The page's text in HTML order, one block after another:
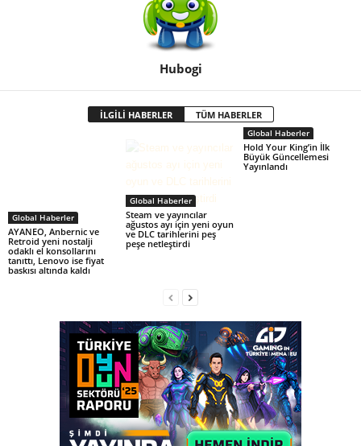
Hubogi
İLGİLİ HABERLER TÜM HABERLER
Global Haberler
AYANEO, Anbernic ve
Retroid yeni nostalji
odaklı el konsollarını
tanıttı, Lenovo ise fiyat
baskısı altında kaldı
Global Haberler
Steam ve yayıncılar
ağustos ayı için yeni oyun
ve DLC tarihlerini peş
peşe netleştirdi
Global Haberler
Hold Your King’in İlk
Büyük Güncellemesi
Yayınlandı